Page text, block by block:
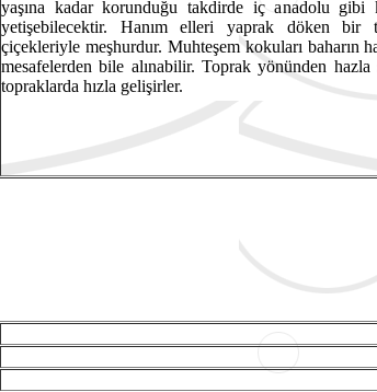
yaşına kadar korunduğu takdirde iç anadolu gibi
yetişebilecektir. Hanım elleri yaprak döken bir
çiçekleriyle meşhurdur. Muhteşem kokuları baharın
mesafelerden bile alınabilir. Toprak yönünden
topraklarda hızla gelişirler.